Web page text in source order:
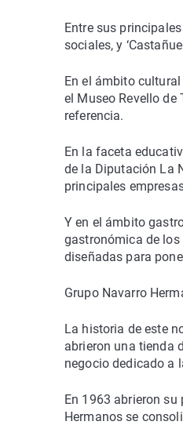
Entre sus
sociales, y
En el ámbito
el Museo Revello
referencia.
En la faceta
de la Diputación La
principales
Y en el ámbito
gastronómica de los
diseñadas para
Grupo Navarro
La historia de este
abrieron una tienda
negocio dedicado a
En 1963 abrieron
Hermanos se